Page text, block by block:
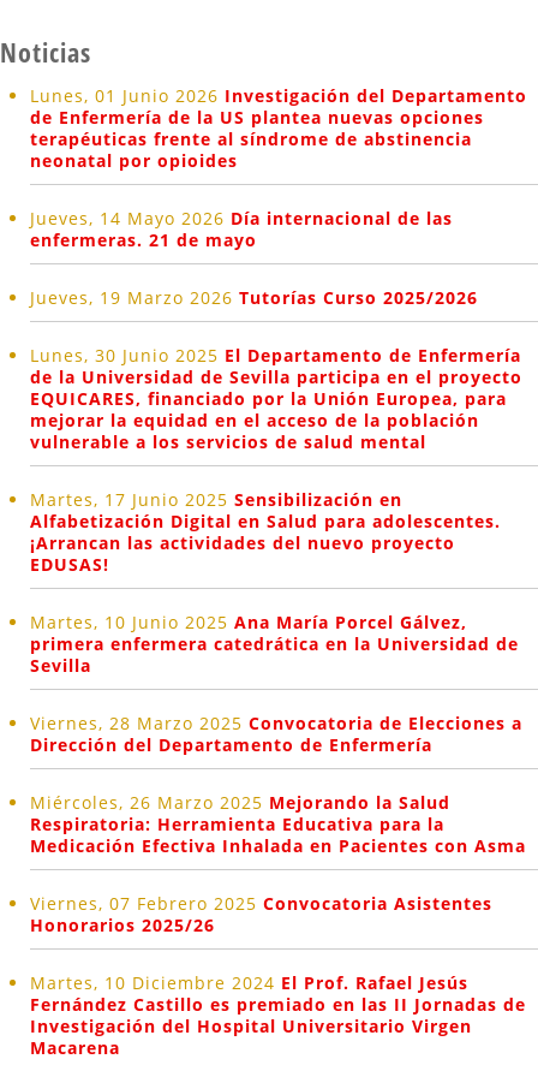
Noticias
Lunes, 01 Junio 2026 Investigación del Departamento
de Enfermería de la US plantea nuevas opciones
terapéuticas frente al síndrome de abstinencia
neonatal por opioides
Jueves, 14 Mayo 2026 Día internacional de las
enfermeras. 21 de mayo
Jueves, 19 Marzo 2026 Tutorías Curso 2025/2026
Lunes, 30 Junio 2025 El Departamento de Enfermería
de la Universidad de Sevilla participa en el proyecto
EQUICARES, financiado por la Unión Europea, para
mejorar la equidad en el acceso de la población
vulnerable a los servicios de salud mental
Martes, 17 Junio 2025 Sensibilización en
Alfabetización Digital en Salud para adolescentes.
¡Arrancan las actividades del nuevo proyecto
EDUSAS!
Martes, 10 Junio 2025 Ana María Porcel Gálvez,
primera enfermera catedrática en la Universidad de
Sevilla
Viernes, 28 Marzo 2025 Convocatoria de Elecciones a
Dirección del Departamento de Enfermería
Miércoles, 26 Marzo 2025 Mejorando la Salud
Respiratoria: Herramienta Educativa para la
Medicación Efectiva Inhalada en Pacientes con Asma
Viernes, 07 Febrero 2025 Convocatoria Asistentes
Honorarios 2025/26
Martes, 10 Diciembre 2024 El Prof. Rafael Jesús
Fernández Castillo es premiado en las II Jornadas de
Investigación del Hospital Universitario Virgen
Macarena